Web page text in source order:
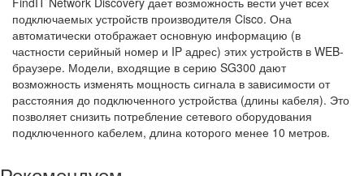
подключаемых устройств производителя Cisco. Она
автоматически отображает основную информацию (в
частности серийный номер и IP адрес) этих устройств в WEB-
браузере. Модели, входящие в серию SG300 дают
возможность изменять мощность сигнала в зависимости от
расстояния до подключенного устройства (длины кабеля). Это
позволяет снизить потребление сетевого оборудования
подключенного кабелем, длина которого менее 10 метров.